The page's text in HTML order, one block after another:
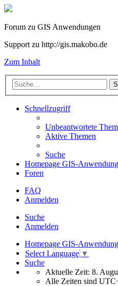
Forum zu GIS Anwendungen
Support zu http://gis.makobo.de
Zum Inhalt
Schnellzugriff
Unbeantwortete
Aktive Themen
Suche
Homepage GIS-
Foren
FAQ
Anmelden
Suche
Anmelden
Homepage GIS-
Select Language ▼
Suche
Aktuelle Zeit: 8.
Alle Zeiten sind